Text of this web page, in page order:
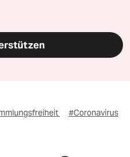
#Coronavirus